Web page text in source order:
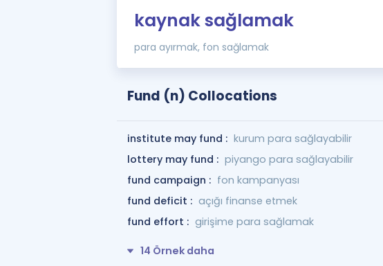
kaynak sağlamak
para ayırmak, fon sağlamak
Fund (n) Collocations
institute may fund : kurum para sağlayabilir
lottery may fund : piyango para sağlayabilir
fund campaign : fon kampanyası
fund deficit : açığı finanse etmek
fund effort : girişime para sağlamak
14 Örnek daha